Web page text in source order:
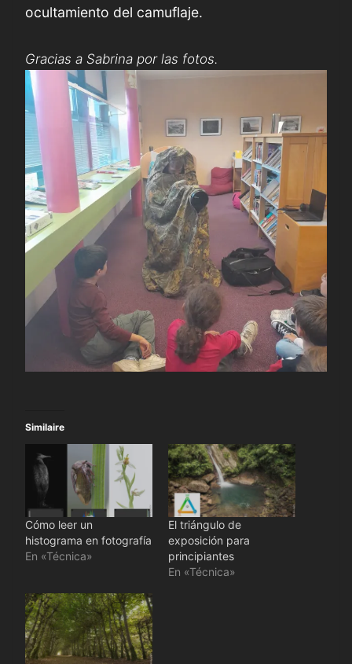
ocultamiento del camuflaje.
Gracias a Sabrina por las fotos.
Similaire
Cómo leer un
histograma en fotografía
En «Técnica»
El triángulo de
exposición para
principiantes
En «Técnica»